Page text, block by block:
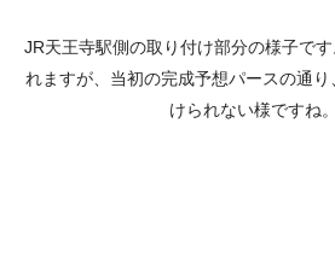
JR天王寺駅側の取り付け部分の様子で
れますが、当初の完成予想パースの通
けられない様ですね。